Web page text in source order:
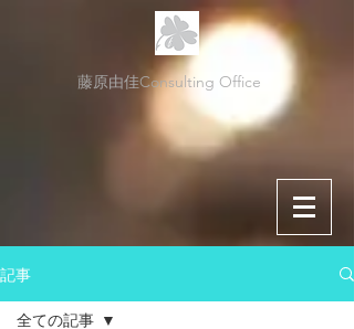
藤原由佳Consulting Office
記事
全ての記事